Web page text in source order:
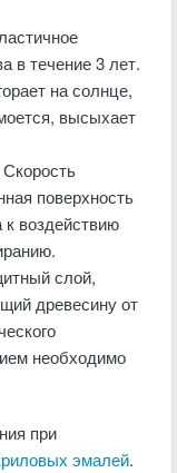
в течение 3 лет.
на солнце,
высыхает
поверхность
к воздействию
слой,
древесину от
необходимо
при
эмалей.